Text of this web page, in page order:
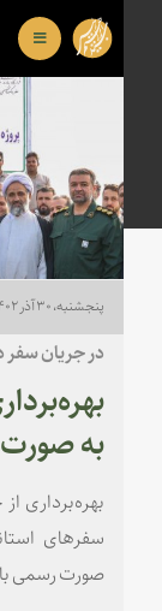
پنجشنبه، ۳۰ آذر ۱۴۰۲ - ۱۸:۵۴
در جریان
به
بهره‌برداری
سفرهای
صورت رسمی